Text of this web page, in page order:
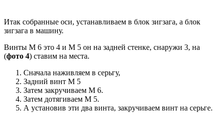
Итак собранные оси, устанавливаем в блок зигзага, а блок
зигзага в машину.
Винты М 6 это 4 и М 5 он на задней стенке, снаружи 3, на
(фото 4) ставим на места.
Сначала наживляем в серьгу,
Задний винт М 5
Затем закручиваем М 6.
Затем дотягиваем М 5.
А установив эти два винта, закручиваем винт на серьге.